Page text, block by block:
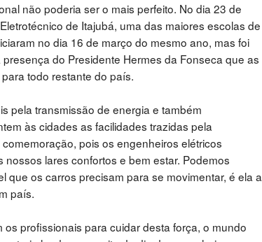
não poderia ser o mais perfeito. No dia 23 de
de Itajubá, uma das maiores escolas de
no dia 16 de março do mesmo ano, mas foi
do Presidente Hermes da Fonseca que as
todo restante do país.
pela transmissão de energia e também
às cidades as facilidades trazidas pela
pois os engenheiros elétricos
lares confortos e bem estar. Podemos
que os carros precisam para se movimentar, é ela a
país.
profissionais para cuidar desta força, o mundo